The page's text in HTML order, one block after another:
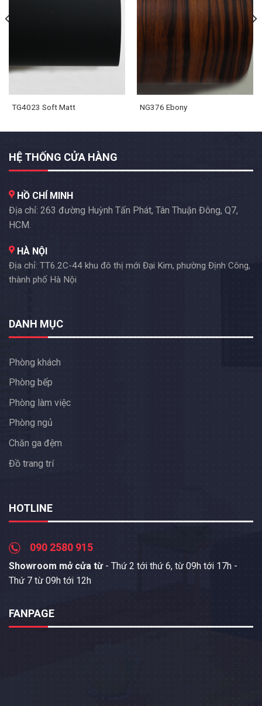
TG4023 Soft Matt NG376 Ebony
HỆ THỐNG CỬA HÀNG
HỒ CHÍ MINH
Địa chỉ: 263 đường Huỳnh Tấn Phát, Tân Thuận Đông, Q7,
HCM.
HÀ NỘI
Địa chỉ: TT6.2C-44 khu đô thị mới Đại Kim, phường Định Công,
thành phố Hà Nội
DANH MỤC
Phòng khách
Phòng bếp
Phòng làm việc
Phòng ngủ
Chăn ga đệm
Đồ trang trí
HOTLINE
090 2580 915
Showroom mở cửa từ - Thứ 2 tới thứ 6, từ 09h tới 17h -
Thứ 7 từ 09h tới 12h
FANPAGE